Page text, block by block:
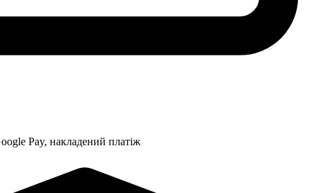
Pay, накладений платіж